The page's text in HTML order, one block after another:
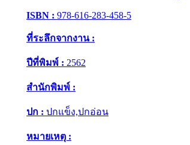
ISBN : 978-616-283-458-5
ที่ระลึกจากงาน :
ปีที่พิมพ์ : 2562
สำนักพิมพ์ :
ปก : ปกแข็ง,ปกอ่อน
หมายเหตุ :